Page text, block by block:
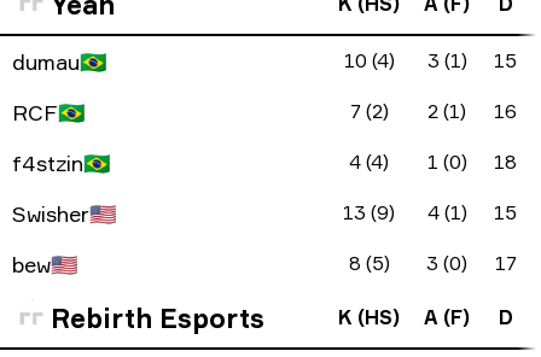
dumau🇧🇷 10 (4) 3 (1) 15
RCF🇧🇷 7 (2) 2 (1) 16
f4stzin🇧🇷 4 (4) 1 (0) 18
Swisher🇺🇸 13 (9) 4 (1) 15
bew🇺🇸 8 (5) 3 (0) 17
Rebirth Esports K (HS) A (F) D